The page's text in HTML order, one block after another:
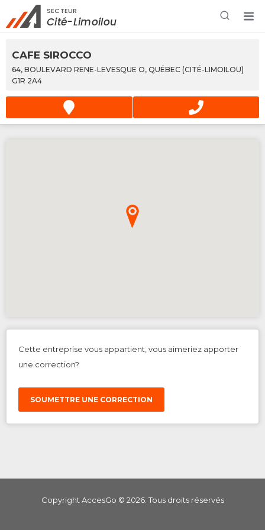
Rechercher à proximité - Entreprise / Rabais /
Services
SECTEUR
Cité-Limoilou
CAFE SIROCCO
64, BOULEVARD RENE-LEVESQUE O, QUÉBEC (CITÉ-LIMOILOU)
G1R 2A4
Cette entreprise vous appartient, vous aimeriez apporter
une correction?
SOUMETTRE UNE CORRECTION
Copyright AccesGo © 2026. Tous droits réservés